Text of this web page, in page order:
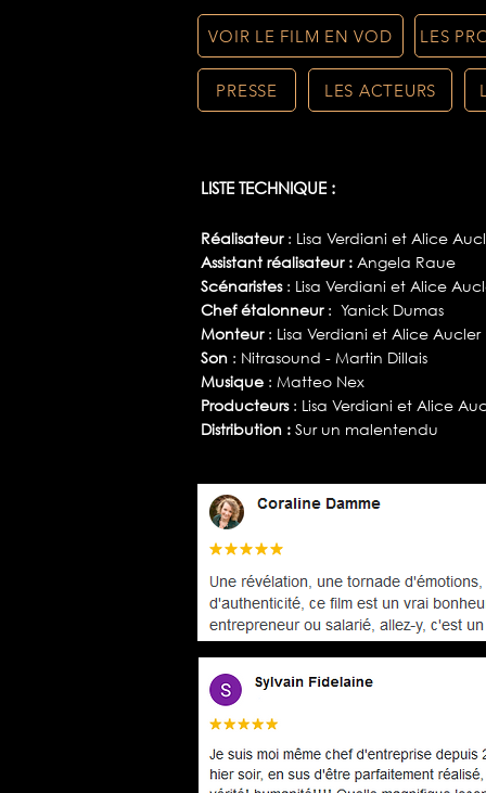
VOIR LE FILM EN VOD LES
PRESSE LES ACTEURS
LISTE TECHNIQUE :
Réalisateur : Lisa Verdiani et Alice
Assistant réalisateur : Angela Raue
Scénaristes: Lisa Verdiani et Alice
Chef étalonneur: Yanick Dumas
Monteur : Lisa Verdiani et Alice Aucler
Son : Nitrasound - Martin Dillais
Musique : Matteo Nex
Producteurs: Lisa Verdiani et Alice
Distribution : Sur un malentendu